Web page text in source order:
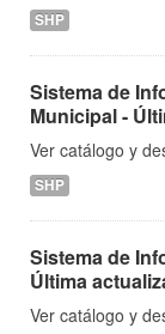
SHP
Sistema de
Municipal -
Ver catálogo y
SHP
Sistema de
Última
Ver catálogo y